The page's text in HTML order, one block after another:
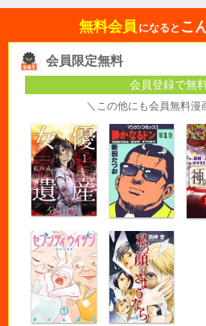
無料会員 になると こ
会員限定無料
会員登録で無
＼この他にも会員無料漫